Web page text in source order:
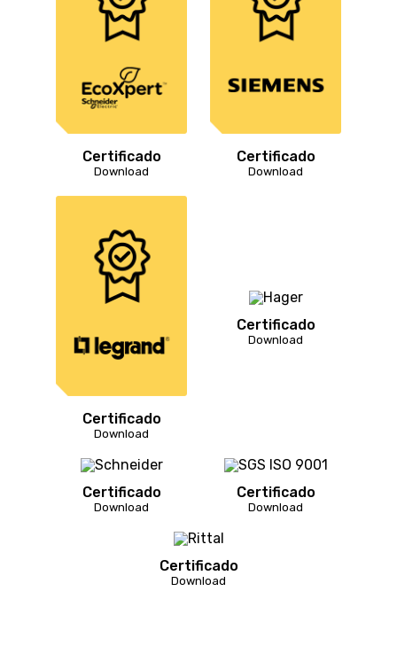
Certificado
Download
Certificado
Download
Certificado
Download
Certificado
Download
Certificado
Download
Certificado
Download
Certificado
Download